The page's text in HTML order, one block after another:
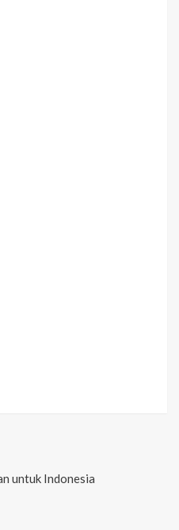
untuk Indonesia